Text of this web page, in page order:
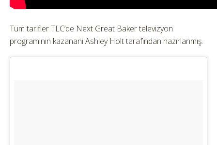
Tüm tarifler TLC’de Next Great Baker televizyon
programının kazananı Ashley Holt tarafından hazırlanmış.